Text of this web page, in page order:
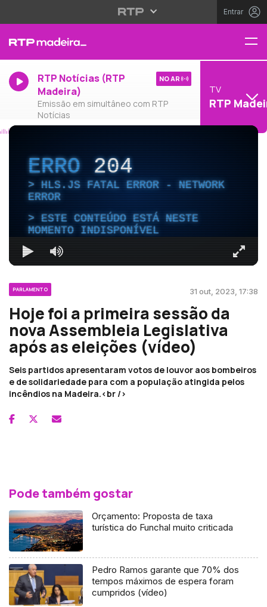
Entrar
RTP Notícias (RTP
Madeira)
Emissão em simultâneo com RTP
Notícias
NO AR
TV
RTP
ERRO204
HLS.JS FATAL ERROR - NETWORK
ERROR
ESTE CONTEÚDO ESTÁ NESTE
MOMENTO INDISPONÍVEL
PARLAMENTO 31 out, 2023, 17:38
Hoje foi a primeira sessão da
nova Assembleia Legislativa
após as eleições (vídeo)
Seis partidos apresentaram votos de louvor aos bombeiros
e de solidariedade para com a população atingida pelos
incêndios na Madeira.<br />
Pode também gostar
Orçamento: Proposta de taxa
turística do Funchal muito criticada
Pedro Ramos garante que 70% dos
tempos máximos de espera foram
cumpridos (vídeo)